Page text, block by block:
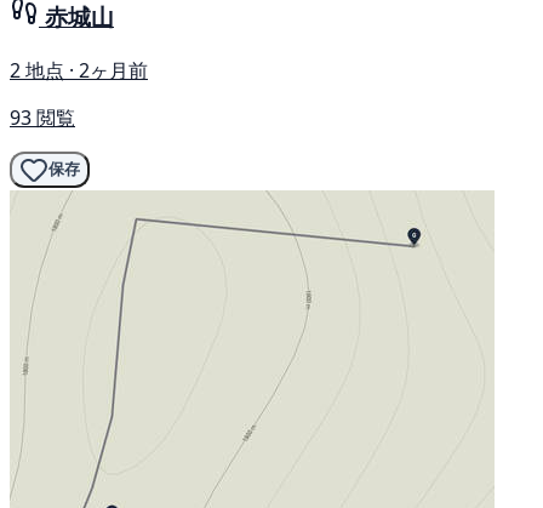
赤城山
2 地点 · 2ヶ月前
93 閲覧
保存